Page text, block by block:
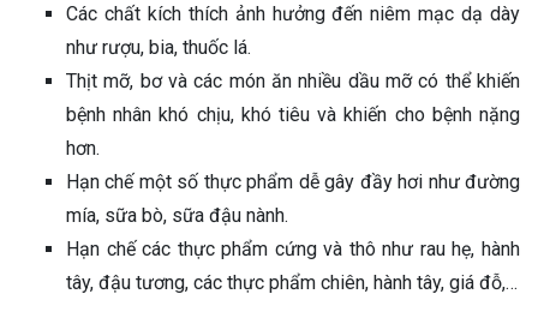
Các chất kích thích ảnh hưởng đến niêm mạc dạ dày
như rượu, bia, thuốc lá.
Thịt mỡ, bơ và các món ăn nhiều dầu mỡ có thể khiến
bệnh nhân khó chịu, khó tiêu và khiến cho bệnh nặng
hơn.
Hạn chế một số thực phẩm dễ gây đầy hơi như đường
mía, sữa bò, sữa đậu nành.
Hạn chế các thực phẩm cứng và thô như rau hẹ, hành
tây, đậu tương, các thực phẩm chiên, hành tây, giá đỗ,…